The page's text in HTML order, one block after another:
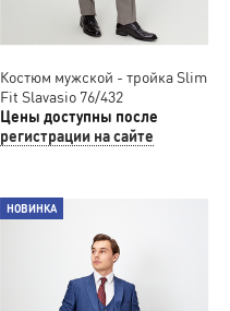
Костюм мужской - тройка Slim
Fit Slavasio 76/432
Цены доступны после
регистрации на сайте
НОВИНКА